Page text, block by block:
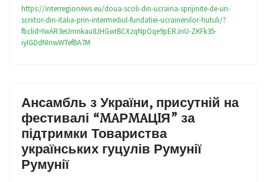
https://interregionews.eu/doua-scoli-din-ucraina-sprijinite-de-un-
scriitor-din-italia-prin-intermediul-fundatiei-ucrainenilor-hutuli/?
fbclid=IwAR3eUmnkau8JHGwrBCXzqNpOqe9pERJnU-ZKFk35-
iyIGDdNInwWTefBA7M
Ансамбль з України, присутній на
фестивалі “MAРMAЦIЯ” за
підтримки Товариства
українських гуцулів Румунії
Румунії